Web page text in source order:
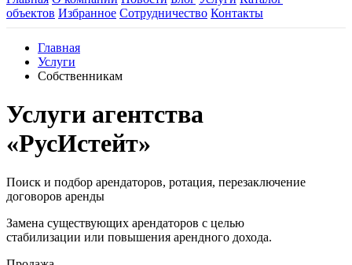
объектов Избранное Сотрудничество Контакты
Главная
Услуги
Собственникам
Услуги агентства
«РусИстейт»
Поиск и подбор арендаторов, ротация, перезаключение
договоров аренды
Замена существующих арендаторов с целью
стабилизации или повышения арендного дохода.